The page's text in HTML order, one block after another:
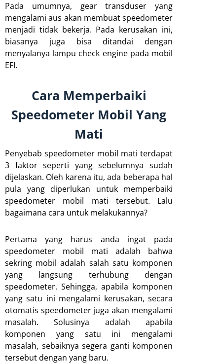
Pada umumnya, gear transduser yang
mengalami aus akan membuat speedometer
menjadi tidak bekerja. Pada kerusakan ini,
biasanya juga bisa ditandai dengan
menyalanya lampu check engine pada mobil
EFI.
Cara Memperbaiki
Speedometer Mobil Yang
Mati
Penyebab speedometer mobil mati terdapat
3 faktor seperti yang sebelumnya sudah
dijelaskan. Oleh karena itu, ada beberapa hal
pula yang diperlukan untuk memperbaiki
speedometer mobil mati tersebut. Lalu
bagaimana cara untuk melakukannya?
Pertama yang harus anda ingat pada
speedometer mobil mati adalah bahwa
sekring mobil adalah salah satu komponen
yang langsung terhubung dengan
speedometer. Sehingga, apabila komponen
yang satu ini mengalami kerusakan, secara
otomatis speedometer juga akan mengalami
masalah. Solusinya adalah apabila
komponen yang satu ini mengalami
masalah, sebaiknya segera ganti komponen
tersebut dengan yang baru.